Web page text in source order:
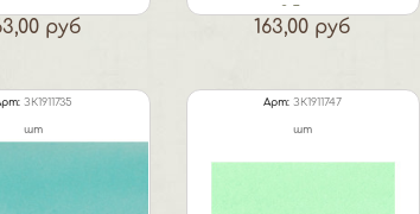
руб
2,5 мл
163,00 руб
ЗК1911735
шт
Арт: ЗК1911747
шт